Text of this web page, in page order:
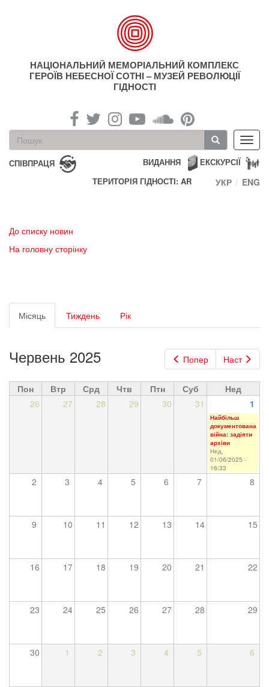
НАЦІОНАЛЬНИЙ МЕМОРІАЛЬНИЙ КОМПЛЕКС
ГЕРОЇВ НЕБЕСНОЇ СОТНІ – МУЗЕЙ РЕВОЛЮЦІЇ
ГІДНОСТІ
Пошукова
форма
Пошук
СПІВПРАЦЯ ЕКСКУРСІЇ
ВИДАННЯ
ТЕРИТОРІЯ ГІДНОСТІ: AR
УКР ENG
До списку новин
На головну сторінку
Первинні
вкладки
Місяць (активна
вкладка)
Тиждень Рік
Попер Наст
Червень 2025
Пон Втр Срд Чтв Птн Суб
Нед
26
27 28 29 30 31 1
Найбільш
документована
війна: задіяти
архіви
Нед,
01/06/2025 -
16:33
2 3 4 5 6 7 8
9 10 11 12 13 14 15
16 17 18 19 20 21 22
23 24 25 26 27 28 29
30 1 2 3 4 5 6